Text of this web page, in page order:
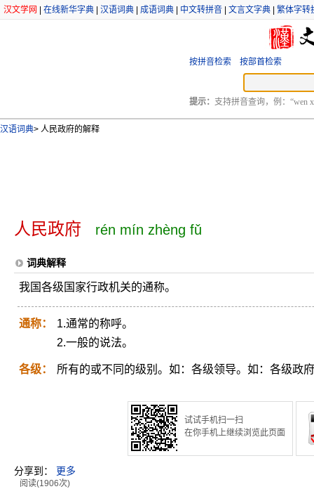
汉文学网 在线新华字典 汉语词典 成语词典 中文转拼音 文言文字典 繁体字转
按拼音检索 按部首检索
提示： 支持拼音查询，例：“wen
汉语词典> 人民政府的解释
人民政府 rén mín zhèng fǔ
词典解释
我国各级国家行政机关的通称。
通称：
1.通常的称呼。
2.一般的说法。
各级： 所有的或不同的级别。如：各级领导。如：各级政
试试手机扫一扫
在你手机上继续浏览此页面
分享到： 更多
阅读(1906次)